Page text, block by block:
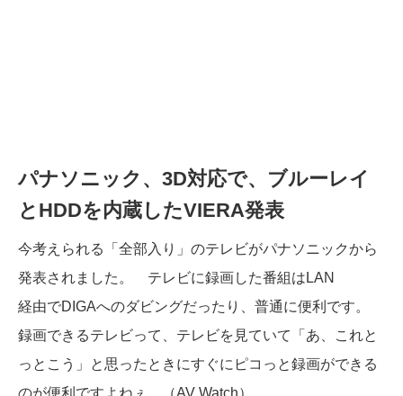
パナソニック、3D対応で、ブルーレイ
とHDDを内蔵したVIERA発表
今考えられる「全部入り」のテレビがパナソニックから
発表されました。 テレビに録画した番組はLAN
経由でDIGAへのダビングだったり、普通に便利です。
録画できるテレビって、テレビを見ていて「あ、これと
っとこう」と思ったときにすぐにピコっと録画ができる
のが便利ですよねぇ。（AV Watch）